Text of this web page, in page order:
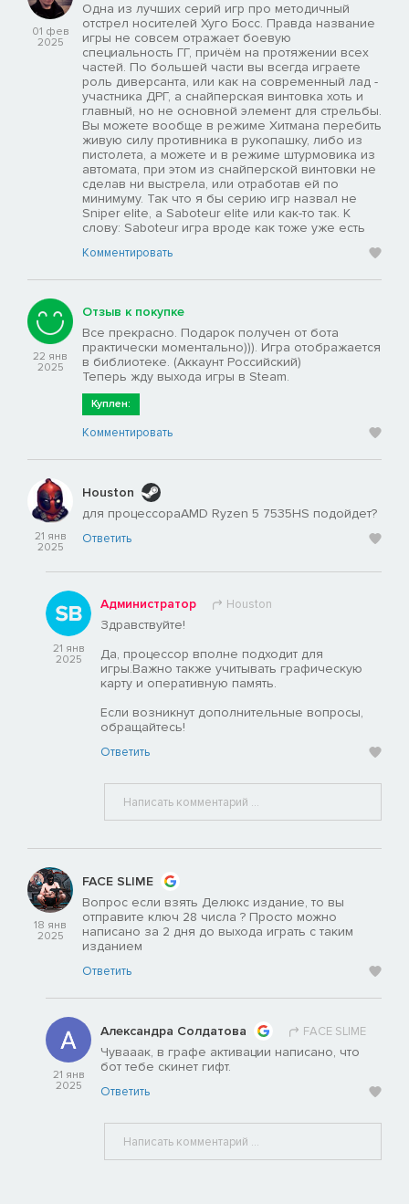
01 фев
2025
Одна из лучших серий игр про методичный
отстрел носителей Хуго Босс. Правда название
игры не совсем отражает боевую
специальность ГГ, причём на протяжении всех
частей. По большей части вы всегда играете
роль диверсанта, или как на современный лад -
участника ДРГ, а снайперская винтовка хоть и
главный, но не основной элемент для стрельбы.
Вы можете вообще в режиме Хитмана перебить
живую силу противника в рукопашку, либо из
пистолета, а можете и в режиме штурмовика из
автомата, при этом из снайперской винтовки не
сделав ни выстрела, или отработав ей по
минимуму. Так что я бы серию игр назвал не
Sniper elite, а Saboteur elite или как-то так. К
слову: Saboteur игра вроде как тоже уже есть
Комментировать
22 янв
2025
Отзыв к покупке
Все прекрасно. Подарок получен от бота
практически моментально))). Игра отображается
в библиотеке. (Аккаунт Российский)
Теперь жду выхода игры в Steam.
Куплен:
Комментировать
21 янв
2025
Houston
для процессораAMD Ryzen 5 7535HS подойдет?
Ответить
21 янв
2025
Администратор Houston
Здравствуйте!
Да, процессор вполне подходит для
игры.Важно также учитывать графическую
карту и оперативную память.
Если возникнут дополнительные вопросы,
обращайтесь!
Ответить
18 янв
2025
FACE SLIME
Вопрос если взять Делюкс издание, то вы
отправите ключ 28 числа ? Просто можно
написано за 2 дня до выхода играть с таким
изданием
Ответить
21 янв
2025
Александра Солдатова FACE SLIME
Чувааак, в графе активации написано, что
бот тебе скинет гифт.
Ответить